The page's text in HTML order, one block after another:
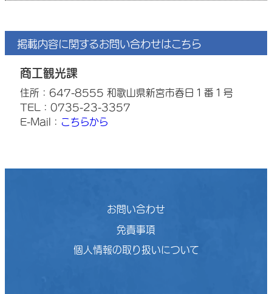
掲載内容に関するお問い合わせはこちら
商工観光課
住所：647-8555 和歌山県新宮市春日１番１号
TEL：0735-23-3357
E-Mail： こちらから
お問い合わせ
免責事項
個人情報の取り扱いについて